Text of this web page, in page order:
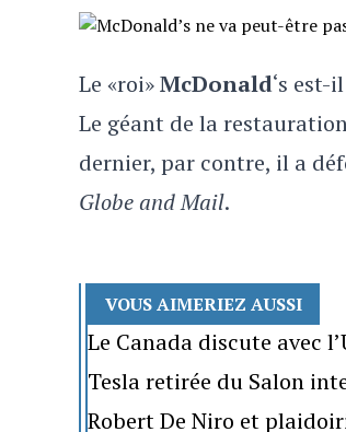
Le «roi»McDonald‘s est-
Le géant de la
dernier, par contre, il a
Globe and Mail.
VOUS AIMERIEZ AUSSI
Le Canada discute avec
Tesla retirée du Salon
Robert De Niro et